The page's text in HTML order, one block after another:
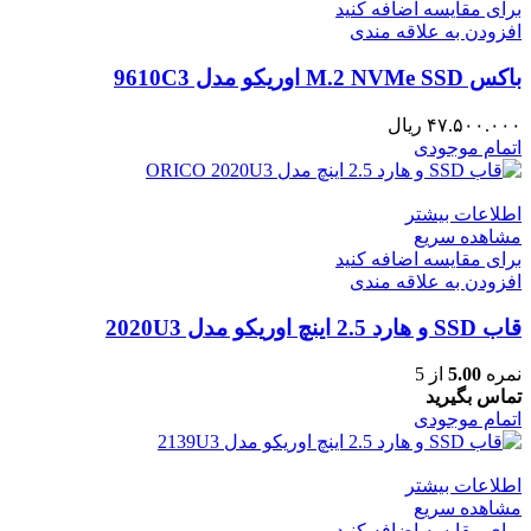
برای مقایسه اضافه کنید
افزودن به علاقه مندی
باکس M.2 NVMe SSD اوریکو مدل 9610C3
۴۷.۵۰۰.۰۰۰ ریال
اتمام موجودی
اطلاعات بیشتر
مشاهده سریع
برای مقایسه اضافه کنید
افزودن به علاقه مندی
قاب SSD و هارد 2.5 اینچ اوریکو مدل 2020U3
نمره 5.00 از 5
تماس بگیرید
اتمام موجودی
اطلاعات بیشتر
مشاهده سریع